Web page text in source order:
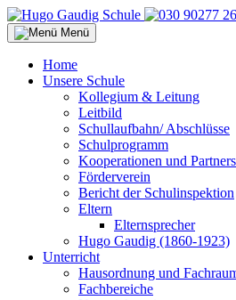
Menü
Home
Unsere Schule
Kollegium & Leitung
Leitbild
Schullaufbahn/ Abschlüsse
Schulprogramm
Kooperationen und
Förderverein
Bericht der Schulinspektion
Eltern
Elternsprecher
Hugo Gaudig (1860-1923)
Unterricht
Hausordnung und
Fachbereiche